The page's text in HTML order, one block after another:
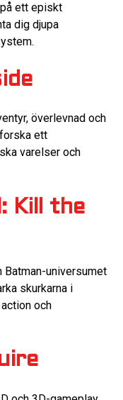
ett episkt
dig djupa
överlevnad och
ett
varelser och
Kill the
universumet
skurkarna i
och